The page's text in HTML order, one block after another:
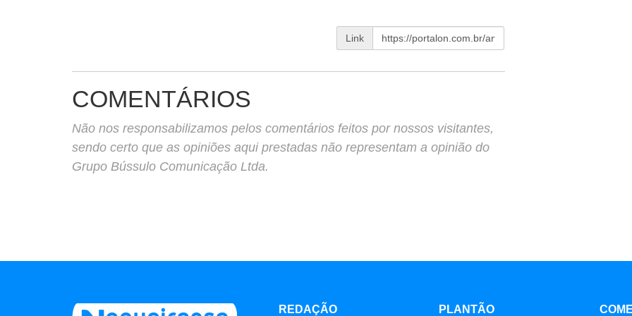
Link
COMENTÁRIOS
Não nos responsabilizamos pelos comentários feitos por nossos visitantes,
sendo certo que as opiniões aqui prestadas não representam a opinião do
Grupo Bússulo Comunicação Ltda.
REDAÇÃO PLANTÃO